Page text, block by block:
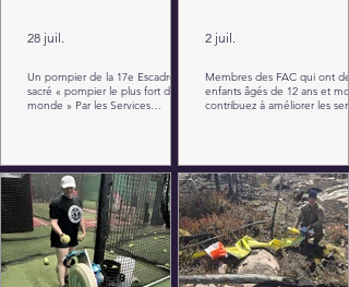
Un pompier de la 17e Escadre
sacré « pompier le plus fort du
monde » Par les Services
28 juil.
Membres des FAC qui ont des
enfants âgés de 12 ans et
contribuez à améliorer les
2 juil.